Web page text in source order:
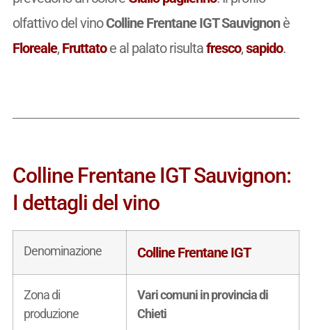
olfattivo del vinoColline Frentane IGT Sauvignonè
Floreale, Fruttatoe al palato risultafresco,sapido.
Colline Frentane IGT Sauvignon:
I dettagli del vino
Denominazione Colline Frentane IGT
Zona di
produzione
Vari comuni in provincia di
Chieti